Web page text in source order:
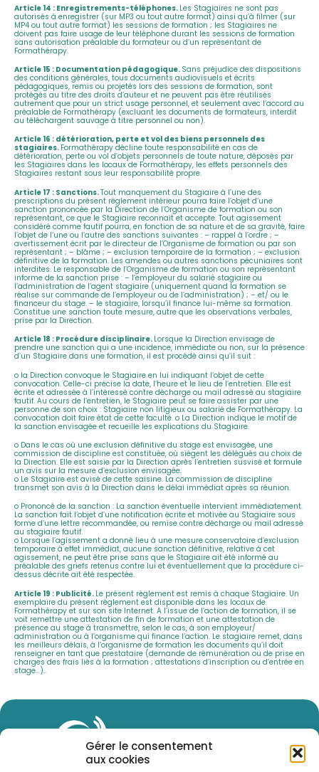
Gérer le consentement
aux cookies
Article 14 : Enregistrements-téléphones. Les Stagiaires ne sont pas
autorisés à enregistrer (sur MP3 ou tout autre format) ainsi qu’à filmer (sur
MP4 ou tout autre format) les sessions de formation ; les Stagiaires ne
doivent pas faire usage de leur téléphone durant les sessions de formation
sans autorisation préalable du formateur ou d’un représentant de
Formathérapy.
Article 15 : Documentation pédagogique. Sans préjudice des dispositions
des conditions générales, tous documents audiovisuels et écrits
pédagogiques, remis ou projetés lors des sessions de formation, sont
protégés au titre des droits d’auteur et ne peuvent pas être réutilisés
autrement que pour un strict usage personnel, et seulement avec l’accord au
préalable de Formathérapy (excluant les documents de formateurs, interdit
au téléchargent sauvage à titre personnel ou non).
Article 16 : détérioration, perte et vol des biens personnels des
stagiaires. Formathérapy décline toute responsabilité en cas de
détérioration, perte ou vol d’objets personnels de toute nature, déposés par
les Stagiaires dans les locaux de Formathérapy, les effets personnels des
Stagiaires restant sous leur responsabilité propre.
Article 17 : Sanctions.Tout manquement du Stagiaire à l’une des
prescriptions du présent règlement intérieur pourra faire l’objet d’une
sanction prononcée par la Direction de l’Organisme de formation ou son
représentant, ce que le Stagiaire reconnait et accepte. Tout agissement
considéré comme fautif pourra, en fonction de sa nature et de sa gravité, faire
l’objet de l’une ou l’autre des sanctions suivantes : – rappel à l’ordre ; –
avertissement écrit par le directeur de l’Organisme de formation ou par son
représentant ; – blâme ; – exclusion temporaire de la formation ; – exclusion
définitive de la formation. Les amendes ou autres sanctions pécuniaires sont
interdites. Le responsable de l’Organisme de formation ou son représentant
informe de la sanction prise : – l’employeur du salarié stagiaire ou
l’administration de l’agent stagiaire (uniquement quand la formation se
réalise sur commande de l’employeur ou de l’administration) ; – et/ ou le
financeur du stage. – le stagiaire, lorsqu’il finance lui-même sa formation.
Constitue une sanction toute mesure, autre que les observations verbales,
prise par la Direction.
Article 18 : Procédure disciplinaire. Lorsque la Direction envisage de
prendre une sanction qui a une incidence, immédiate ou non, sur la présence
d’un Stagiaire dans une formation, il est procédé ainsi qu’il suit :
o la Direction convoque le Stagiaire en lui indiquant l’objet de cette
convocation. Celle-ci précise la date, l’heure et le lieu de l’entretien. Elle est
écrite et adressée à l’intéressé contre décharge ou mail adressé au stagiaire
fautif. Au cours de l’entretien, le Stagiaire peut se faire assister par une
personne de son choix : Stagiaire non litigieux ou salarié de Formathérapy. La
convocation doit faire état de cette faculté. o La Direction indique le motif de
la sanction envisagée et recueille les explications du Stagiaire.
o Dans le cas où une exclusion définitive du stage est envisagée, une
commission de discipline est constituée, où siègent les délégués au choix de
la Direction. Elle est saisie par la Direction après l’entretien susvisé et formule
un avis sur la mesure d’exclusion envisagée.
o Le Stagiaire est avisé de cette saisine. La commission de discipline
transmet son avis à la Direction dans le délai immédiat après sa réunion.
o Prononcé de la sanction : La sanction éventuelle intervient immédiatement.
La sanction fait l’objet d’une notification écrite et motivée au Stagiaire sous
forme d’une lettre recommandée, ou remise contre décharge ou mail adressé
au stagiaire fautif.
o Lorsque l’agissement a donné lieu à une mesure conservatoire d’exclusion
temporaire à effet immédiat, aucune sanction définitive, relative à cet
agissement, ne peut être prise sans que le Stagiaire ait été informé au
préalable des griefs retenus contre lui et éventuellement que la procédure ci-
dessus décrite ait été respectée.
Article 19 : Publicité. Le présent règlement est remis à chaque Stagiaire. Un
exemplaire du présent règlement est disponible dans les locaux de
Formathérapy et sur son site Internet. A l’issue de l’action de formation, il se
voit remettre une attestation de fin de formation et une attestation de
présence au stage à transmettre, selon le cas, à son employeur/
administration ou à l’organisme qui finance l’action. Le stagiaire remet, dans
les meilleurs délais, à l’organisme de formation les documents qu’il doit
renseigner en tant que prestataire (demande de rémunération ou de prise en
charges des frais liés à la formation ; attestations d’inscription ou d’entrée en
stage…)..